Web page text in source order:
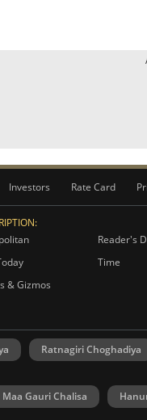
Investors Rate Card
Reader's
Time
& Gizmos
Ratnagiri Choghadiya
Maa Gauri Chalisa